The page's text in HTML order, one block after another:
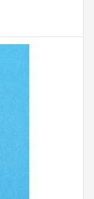
Hamanaka